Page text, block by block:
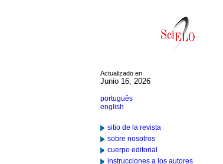
Actualizado en
Junio 16, 2026
português
english
sitio de la revista
sobre nosotros
cuerpo editorial
instrucciones a los autores